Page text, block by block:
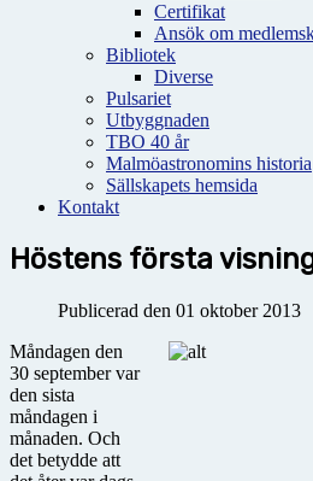
Certifikat
Ansök om
Bibliotek
Diverse
Pulsariet
Utbyggnaden
TBO 40 år
Malmöastronomins historia
Sällskapets hemsida
Kontakt
Höstens första
Publicerad den 01 oktober 2013
Måndagen den
30 september var
den sista
måndagen i
månaden. Och
det betydde att